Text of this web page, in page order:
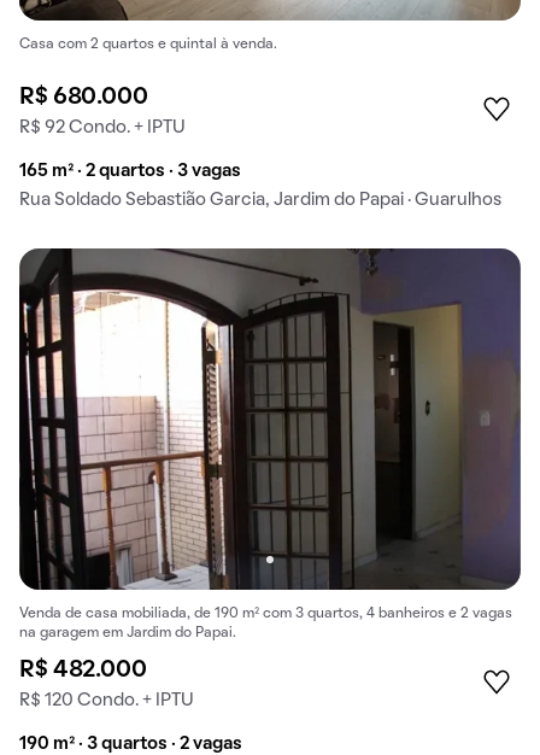
Casa com 2 quartos e quintal à venda.
R$ 680.000
R$ 92 Condo. + IPTU
165 m² · 2 quartos · 3 vagas
Rua Soldado Sebastião Garcia, Jardim do Papai · Guarulhos
Venda de casa mobiliada, de 190 m² com 3 quartos, 4 banheiros e 2 vagas
na garagem em Jardim do Papai.
R$ 482.000
R$ 120 Condo. + IPTU
190 m² · 3 quartos · 2 vagas